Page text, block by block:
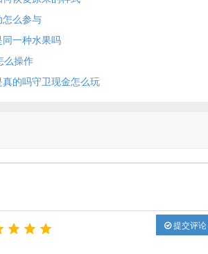
么参与
一种水果吗
么操作
的吗守卫现金怎么玩
提交评论